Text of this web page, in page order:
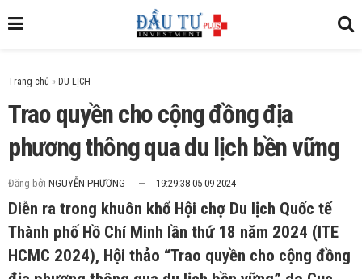
Trang chủ »
Trao quyền cho cộng đồng địa
phương thông qua du lịch bền vững
Đăng bởi NGUYỄN PHƯƠNG 19:29:38 05-09-2024
Diễn ra trong khuôn khổ Hội chợ Du lịch Quốc tế
Thành phố Hồ Chí Minh lần thứ 18 năm 2024 (ITE
HCMC 2024), Hội thảo “Trao quyền cho cộng đồng